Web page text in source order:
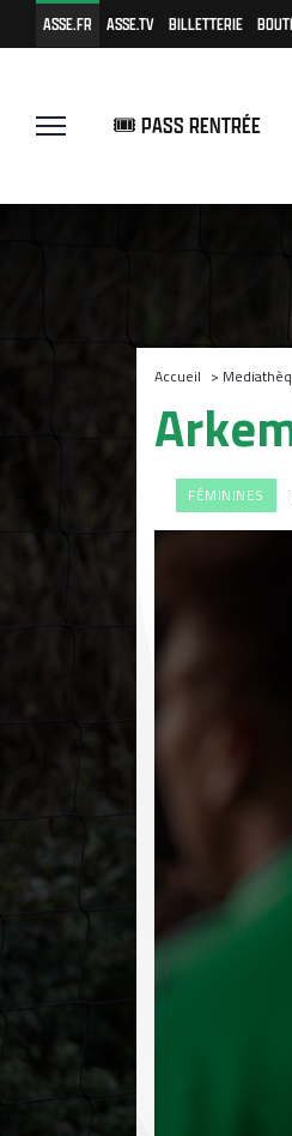
ASSE.FR ASSE.TV BILLETTERIE
🎟️ PASS RENTRÉE
Accueil >
FÉMININES